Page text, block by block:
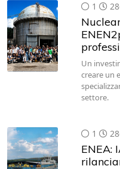
1
Un
creare un
settore.
1
ENEA: